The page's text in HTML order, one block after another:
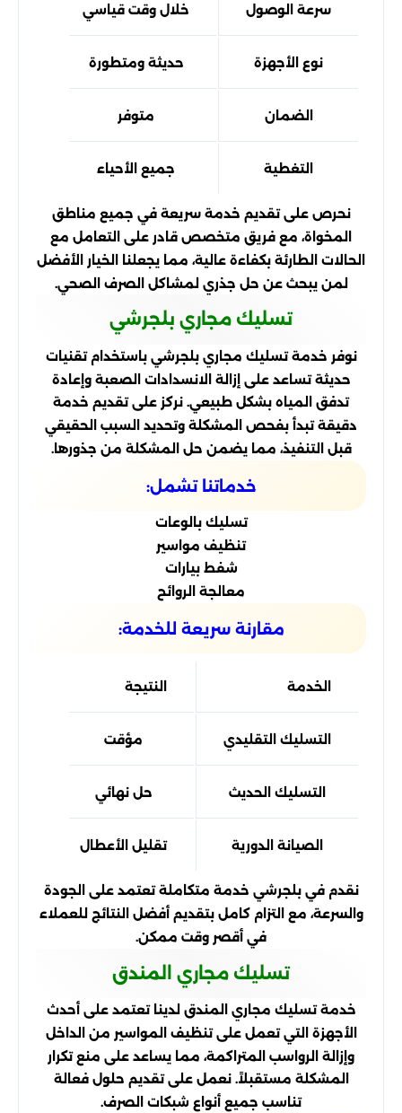
سرعة الوصول خلال وقت قياسي
نوع الأجهزة حديثة ومتطورة
الضمان متوفر
التغطية جميع الأحياء
نحرص على تقديم خدمة سريعة في جميع مناطق
المخواة، مع فريق متخصص قادر على التعامل مع
الحالات الطارئة بكفاءة عالية، مما يجعلنا الخيار الأفضل
لمن يبحث عن حل جذري لمشاكل الصرف الصحي.
تسليك مجاري بلجرشي
نوفر خدمة تسليك مجاري بلجرشي باستخدام تقنيات
حديثة تساعد على إزالة الانسدادات الصعبة وإعادة
تدفق المياه بشكل طبيعي. نركز على تقديم خدمة
دقيقة تبدأ بفحص المشكلة وتحديد السبب الحقيقي
قبل التنفيذ، مما يضمن حل المشكلة من جذورها.
خدماتنا تشمل:
تسليك بالوعات
تنظيف مواسير
شفط بيارات
معالجة الروائح
مقارنة سريعة للخدمة:
الخدمة النتيجة
التسليك التقليدي مؤقت
التسليك الحديث حل نهائي
الصيانة الدورية تقليل الأعطال
نقدم في بلجرشي خدمة متكاملة تعتمد على الجودة
والسرعة، مع التزام كامل بتقديم أفضل النتائج للعملاء
في أقصر وقت ممكن.
تسليك مجاري المندق
خدمة تسليك مجاري المندق لدينا تعتمد على أحدث
الأجهزة التي تعمل على تنظيف المواسير من الداخل
وإزالة الرواسب المتراكمة، مما يساعد على منع تكرار
المشكلة مستقبلاً. نعمل على تقديم حلول فعالة
تناسب جميع أنواع شبكات الصرف.